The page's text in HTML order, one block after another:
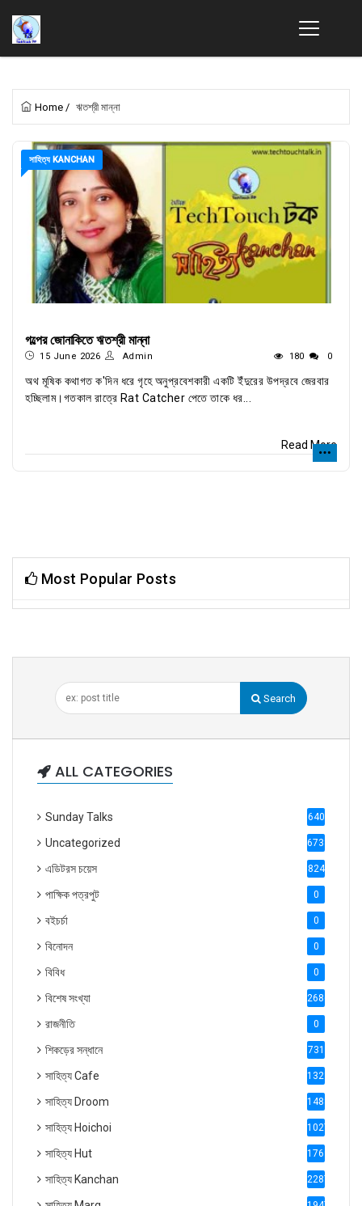
Home / ঋতশ্রী মান্না
সাহিত্য KANCHAN
গল্পের জোনাকিতে ঋতশ্রী মান্না
15 June 2026 Admin 180 0
অথ মূষিক কথাগত ক'দিন ধরে গৃহে অনুপ্রবেশকারী একটি ইঁদুরের উপদ্রবে জেরবার
হচ্ছিলাম।গতকাল রাত্রে Rat Catcher পেতে তাকে ধর...
Read More
Most Popular Posts
Search
ALL CATEGORIES
Sunday Talks 640
Uncategorized 6738
এডিটরস চয়েস 824
পাক্ষিক পত্রপুট 0
বইচর্চা 0
বিনোদন 0
বিবিধ 0
বিশেষ সংখ্যা 2686
রাজনীতি 0
শিকড়ের সন্ধানে 731
সাহিত্য Cafe 1321
সাহিত্য Droom 1488
সাহিত্য Hoichoi 1027
সাহিত্য Hut 1769
সাহিত্য Kanchan 2287